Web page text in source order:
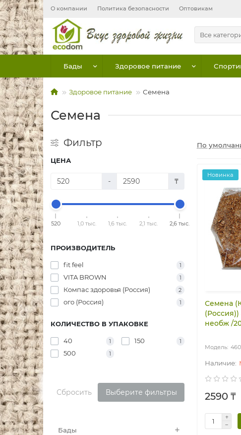
О компании Политика безопасности Оптовикам
Все
Бады Здоровое питание
Здоровое питание Семена
Семена
Фильтр
ЦЕНА
- ₸
520 1,0 тыс. 1,6 тыс. 2,1 тыс. 2,6 тыс.
ПРОИЗВОДИТЕЛЬ
fit feel 1
VITA BROWN 1
Компас здоровья (Россия) 2
ого (Россия) 1
КОЛИЧЕСТВО В УПАКОВКЕ
40 1 150 1
500 1
Сбросить Выберите фильтры
Бады
По
Новинка
Семена
необж /
2590 ₸